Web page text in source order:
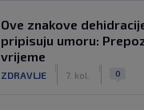
Ove znakove
pripisuju umoru:
vrijeme
ZDRAVLJE 7. kol. 0